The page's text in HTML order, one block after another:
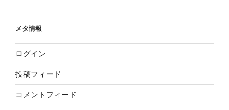
メタ情報
ログイン
投稿フィード
コメントフィード